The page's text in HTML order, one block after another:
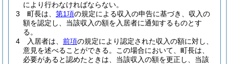
により行わなければならない。
3
町長は、 第1項の規定による収入の申告に基づき、収入の
額を認定し、当該収入の額を入居者に通知するものとす
る。
4
入居者は、 前項の規定により認定された収入の額に対し、
意見を述べることができる。
この場合において、町長は、
必要があると認めたときは、当該収入の額を更正し、当該